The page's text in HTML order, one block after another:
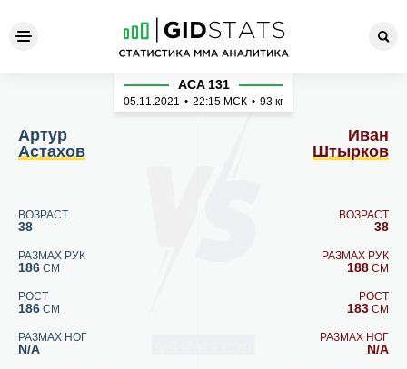
Артур Астахов - Иван
Артур
Астахов
ВОЗРАСТ
38
РАЗМАХ РУК
186 СМ
РОСТ
186 СМ
РАЗМАХ НОГ
N/A
ACA 131
05.11.2021 • 22:15 МСК • 93 кг
Иван
Штырков
ВОЗРАСТ
38
РАЗМАХ РУК
188 СМ
РОСТ
183 СМ
РАЗМАХ НОГ
N/A